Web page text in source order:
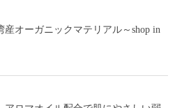
産オーガニックマテリアル～shop in